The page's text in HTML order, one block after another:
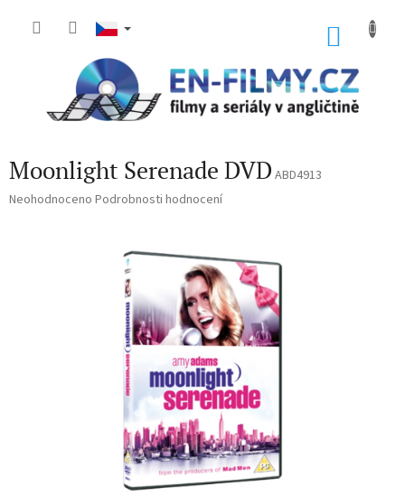
Moonlight Serenade DVD ABD4913
Průměrné
Neohodnoceno Podrobnosti hodnocení